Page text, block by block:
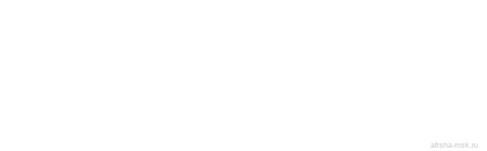
afisha-msk.ru